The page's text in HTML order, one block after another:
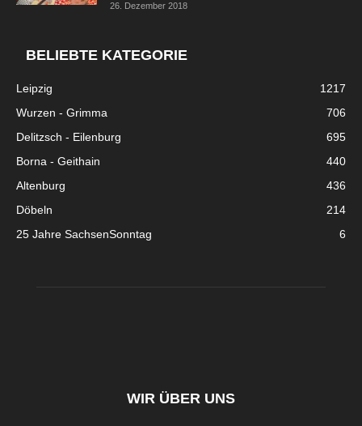
26. Dezember 2018
BELIEBTE KATEGORIE
Leipzig
1217
Wurzen - Grimma
706
Delitzsch - Eilenburg
695
Borna - Geithain
440
Altenburg
436
Döbeln
214
25 Jahre SachsenSonntag
6
WIR ÜBER UNS